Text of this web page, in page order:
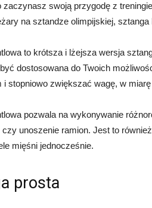
zaczynasz swoją przygodę z
na sztandze olimpijskiej,
to krótsza i lżejsza wersja
dostosowana do Twoich
i stopniowo zwiększać wagę, w
pozwala na wykonywanie
unoszenie ramion. Jest to
mięśni jednocześnie.
prosta